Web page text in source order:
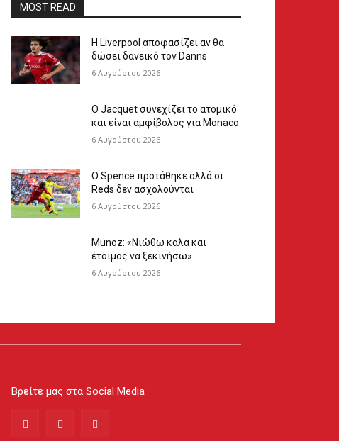
MOST READ
Η Liverpool αποφασίζει αν θα
δώσει δανεικό τον Danns
6 Αυγούστου 2026
Ο Jacquet συνεχίζει το ατομικό
και είναι αμφίβολος για Monaco
6 Αυγούστου 2026
Ο Spence προτάθηκε αλλά οι
Reds δεν ασχολούνται
6 Αυγούστου 2026
Munoz: «Νιώθω καλά και
έτοιμος να ξεκινήσω»
6 Αυγούστου 2026
Βρείτε μας στα Social Media